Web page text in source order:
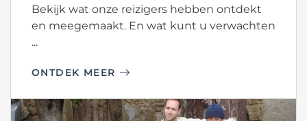
Bekijk wat onze reizigers hebben ontdekt
en meegemaakt. En wat kunt u verwachten
...
ONTDEK MEER